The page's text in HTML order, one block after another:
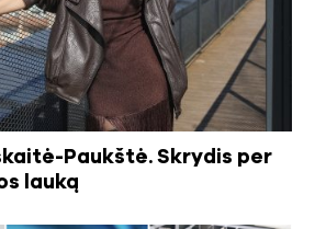
Paukštė. Skrydis per
lauką